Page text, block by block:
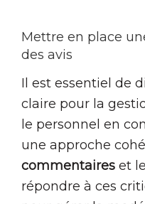
Mettre en place
des avis
Il est essentiel de
claire pour la
le personnel en
une approche
commentaires et
répondre à ces